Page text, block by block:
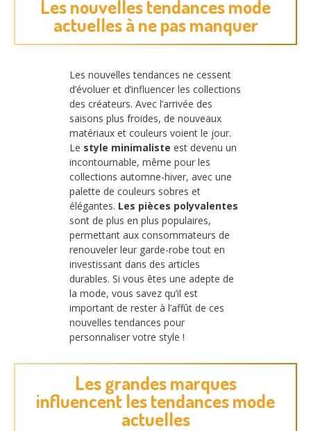
Les nouvelles tendances mode
actuelles à ne pas manquer
Les nouvelles tendances ne cessent
d’évoluer et d’influencer les collections
des créateurs. Avec l’arrivée des
saisons plus froides, de nouveaux
matériaux et couleurs voient le jour.
Le style minimaliste est devenu un
incontournable, même pour les
collections automne-hiver, avec une
palette de couleurs sobres et
élégantes. Les pièces polyvalentes
sont de plus en plus populaires,
permettant aux consommateurs de
renouveler leur garde-robe tout en
investissant dans des articles
durables. Si vous êtes une adepte de
la mode, vous savez qu’il est
important de rester à l’affût de ces
nouvelles tendances pour
personnaliser votre style !
Les grandes marques
influencent les tendances mode
actuelles